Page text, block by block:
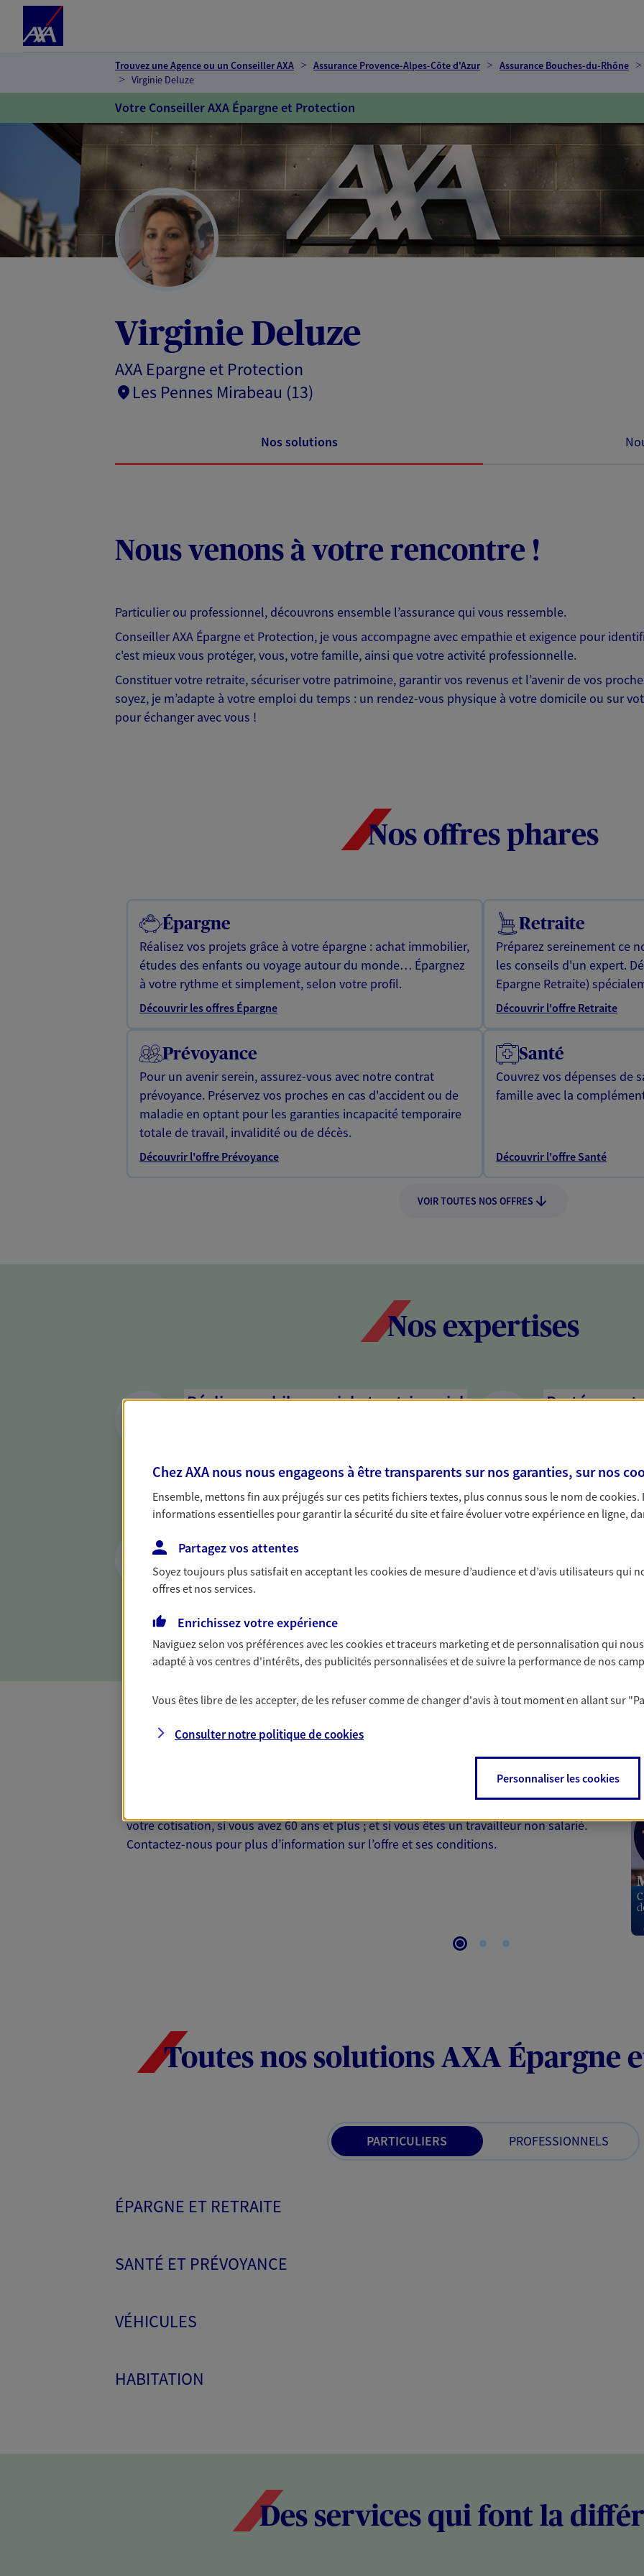
Trouvez une Agence ou un Conseiller AXA Assurance Provence-Alpes-Côte d'Azur Assurance Bouches-du-Rhône
Virginie Deluze
Votre Conseiller AXA Épargne et Protection
Virginie Deluze
AXA Epargne et Protection
Les Pennes Mirabeau (13)
Nos solutions
Nous venons à votre rencontre !
Particulier ou professionnel, découvrons ensemble l’assurance qui vous ressemble.
Conseiller AXA Épargne et Protection, je vous accompagne avec empathie et exigence pour
c'est mieux vous protéger, vous, votre famille, ainsi que votre activité professionnelle.
Constituer votre retraite, sécuriser votre patrimoine, garantir vos revenus et l’avenir de vos
soyez, je m’adapte à votre emploi du temps : un rendez-vous physique à votre domicile ou sur
pour échanger avec vous !
Nos offres phares
Épargne
Réalisez vos projets grâce à votre épargne : achat immobilier,
études des enfants ou voyage autour du monde… Épargnez
à votre rythme et simplement, selon votre profil.
Découvrir les offres Épargne
Retraite
Préparez sereinement ce
les conseils d'un expert.
Epargne Retraite)
Découvrir l'offre Retraite
Prévoyance
Pour un avenir serein, assurez-vous avec notre contrat
prévoyance. Préservez vos proches en cas d'accident ou de
maladie en optant pour les garanties incapacité temporaire
totale de travail, invalidité ou de décès.
Découvrir l'offre Prévoyance
Santé
Couvrez vos dépenses de
famille avec la
Découvrir l'offre Santé
VOIR TOUTES NOS OFFRES
Nos expertises
Réaliser un bilan social et patrimonial
d'établir un bon diagnostic, nous vous accompagnons pour
solide pour vous formuler des conseils cohérents avec vos
besoins.
Protéger
solutions
interlocuteur pour
Vous protéger et protéger vos proches
face aux aléas de la vie
Avec nos solutions de prévoyance, sécurisez vos ressources
d'incapacité ou de décès.
succession
Complémentaire Santé
Et si préserver votre budget, c’était aussi prendre soin de votre santé ? Avec le contrat Ma
votre cotisation, si vous avez 60 ans et plus ; et si vous êtes un travailleur non salarié.
Contactez-nous pour plus d’information sur l’offre et ses conditions.
Toutes nos solutions AXA Épargne
PARTICULIERS PROFESSIONNELS
ÉPARGNE ET RETRAITE
SANTÉ ET PRÉVOYANCE
VÉHICULES
HABITATION
Des services qui font la
Chez AXA nous nous engageons à être transparents sur nos garanties, sur nos
Ensemble, mettons fin aux préjugés sur ces petits fichiers textes, plus connus sous le nom decookies.
informations essentielles pour garantir la sécurité du site et faire évoluer votre expérience en ligne,
Partagez vos attentes
Soyez toujours plus satisfait en acceptant lescookiesde mesure d’audience et d’avis utilisateurs qui
offres et nos services.
Enrichissez votre expérience
Naviguez selon vos préférences avec lescookies et traceurs marketing et de personnalisation qui
adapté à vos centres d'intérêts, des publicités personnalisées et de suivre la performance de nos
Vous êtes libre de les accepter, de les refuser comme de changer d'avis à tout moment en allant sur
Consulter notre politique decookies
Personnaliser les cookies